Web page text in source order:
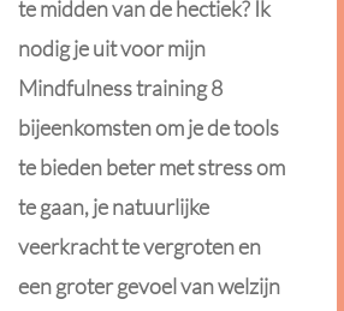
te midden van de hectiek? Ik
nodig je uit voor mijn
Mindfulness training 8
bijeenkomsten om je de tools
te bieden beter met stress om
te gaan, je natuurlijke
veerkracht te vergroten en
een groter gevoel van welzijn